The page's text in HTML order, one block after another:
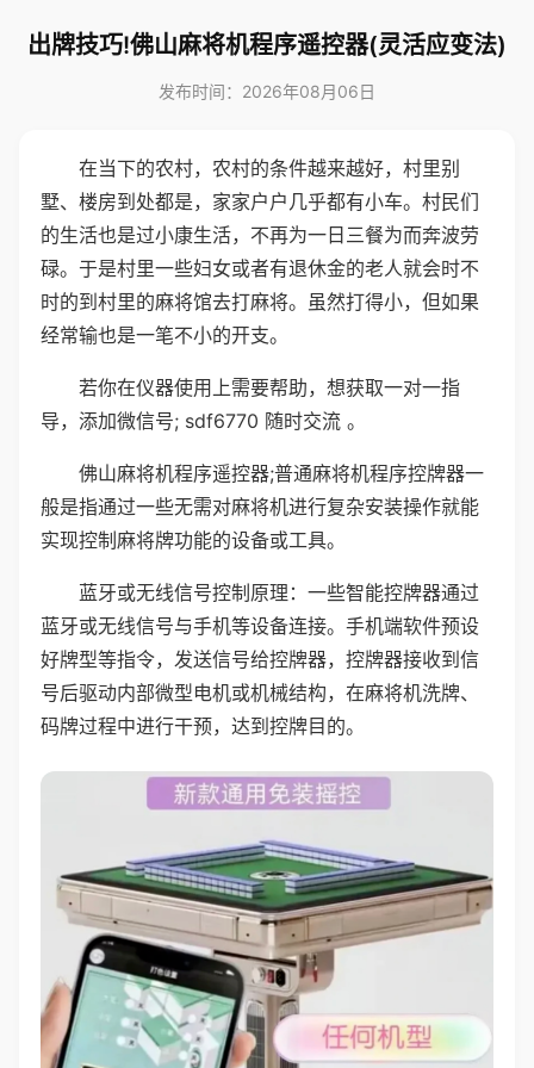
出牌技巧!佛山麻将机程序遥控器(灵活应变法)
发布时间：2026年08月06日
在当下的农村，农村的条件越来越好，村里别
墅、楼房到处都是，家家户户几乎都有小车。村民们
的生活也是过小康生活，不再为一日三餐为而奔波劳
碌。于是村里一些妇女或者有退休金的老人就会时不
时的到村里的麻将馆去打麻将。虽然打得小，但如果
经常输也是一笔不小的开支。
若你在仪器使用上需要帮助，想获取一对一指
导，添加微信号; sdf6770 随时交流 。
佛山麻将机程序遥控器;普通麻将机程序控牌器一
般是指通过一些无需对麻将机进行复杂安装操作就能
实现控制麻将牌功能的设备或工具。
蓝牙或无线信号控制原理：一些智能控牌器通过
蓝牙或无线信号与手机等设备连接。手机端软件预设
好牌型等指令，发送信号给控牌器，控牌器接收到信
号后驱动内部微型电机或机械结构，在麻将机洗牌、
码牌过程中进行干预，达到控牌目的。